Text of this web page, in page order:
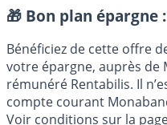
Placement sans risque
🎁 Bon plan épargne
Bénéficiez de cette offre
votre épargne, auprès de
rémunéré Rentabilis. Il